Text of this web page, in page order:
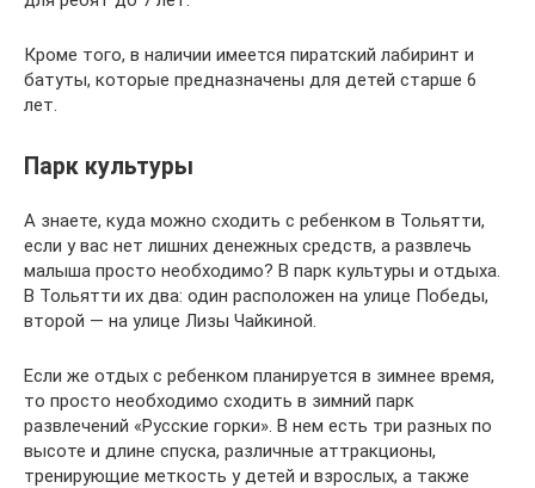
Кроме того, в наличии имеется пиратский лабиринт и
батуты, которые предназначены для детей старше 6
лет.
Парк культуры
А знаете, куда можно сходить с ребенком в Тольятти,
если у вас нет лишних денежных средств, а развлечь
малыша просто необходимо? В парк культуры и отдыха.
В Тольятти их два: один расположен на улице Победы,
второй — на улице Лизы Чайкиной.
Если же отдых с ребенком планируется в зимнее время,
то просто необходимо сходить в зимний парк
развлечений «Русские горки». В нем есть три разных по
высоте и длине спуска, различные аттракционы,
тренирующие меткость у детей и взрослых, а также